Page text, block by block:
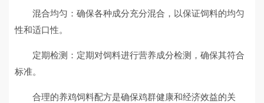
混合均匀：确保各种成分充分混合，以保证饲料的均匀
性和适口性。
定期检测：定期对饲料进行营养成分检测，确保其符合
标准。
合理的养鸡饲料配方是确保鸡群健康和经济效益的关